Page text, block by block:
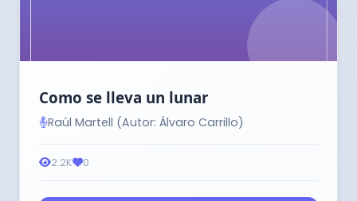
Como se lleva un lunar
Raúl Martell (Autor: Álvaro Carrillo)
2.2K 0